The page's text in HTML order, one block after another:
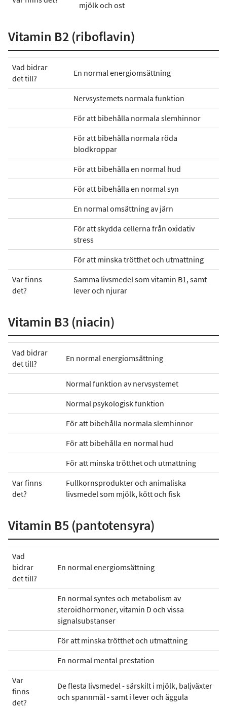
mjölk och ost
Vitamin B2 (riboflavin)
Vad bidrar
det till?
En normal energiomsättning
Nervsystemets normala funktion
För att bibehålla normala slemhinnor
För att bibehålla normala röda
blodkroppar
För att bibehålla en normal hud
För att bibehålla en normal syn
En normal omsättning av järn
För att skydda cellerna från oxidativ
stress
För att minska trötthet och utmattning
Var finns
det?
Samma livsmedel som vitamin B1, samt
lever och njurar
Vitamin B3 (niacin)
Vad bidrar
det till?
En normal energiomsättning
Normal funktion av nervsystemet
Normal psykologisk funktion
För att bibehålla normala slemhinnor
För att bibehålla en normal hud
För att minska trötthet och utmattning
Var finns
det?
Fullkornsprodukter och animaliska
livsmedel som mjölk, kött och fisk
Vitamin B5 (pantotensyra)
Vad
bidrar
det till?
En normal energiomsättning
En normal syntes och metabolism av
steroidhormoner, vitamin D och vissa
signalsubstanser
För att minska trötthet och utmattning
En normal mental prestation
Var
finns
det?
De flesta livsmedel - särskilt i mjölk, baljväxter
och spannmål - samt i lever och äggula